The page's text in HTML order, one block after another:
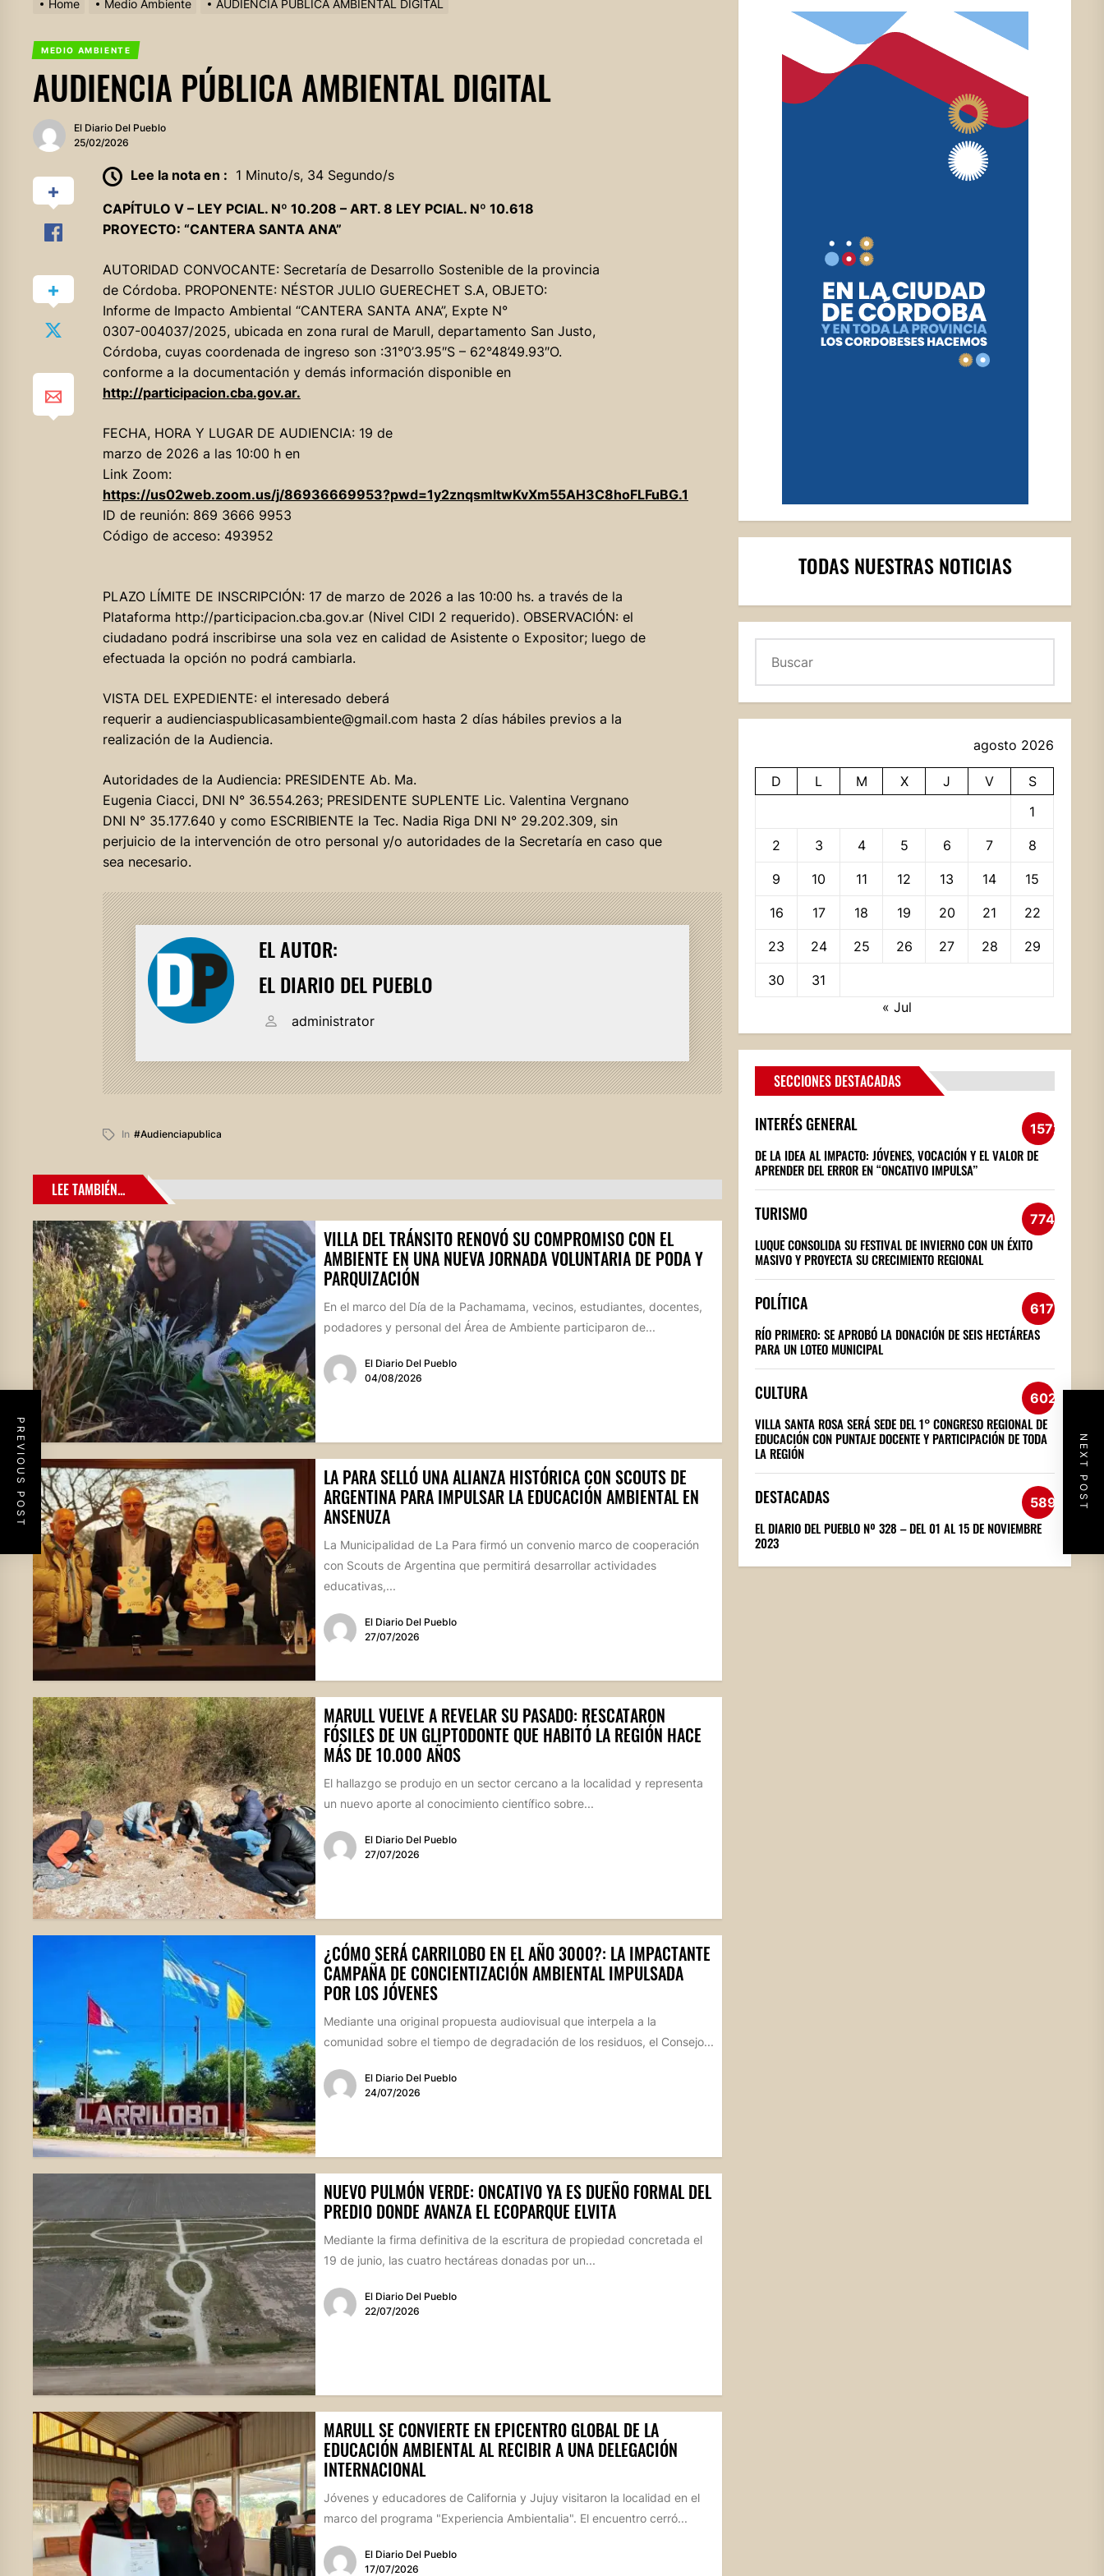
Home Medio Ambiente AUDIENCIA PÚBLICA AMBIENTAL DIGITAL
MEDIO AMBIENTE
AUDIENCIA PÚBLICA AMBIENTAL DIGITAL
El Diario Del Pueblo
25/02/2026
Lee la nota en : 1 Minuto/s, 34 Segundo/s
CAPÍTULO V – LEY PCIAL. Nº 10.208 – ART. 8 LEY PCIAL. Nº 10.618
PROYECTO: “CANTERA SANTA ANA”
AUTORIDAD CONVOCANTE: Secretaría de Desarrollo Sostenible de la provincia
de Córdoba. PROPONENTE: NÉSTOR JULIO GUERECHET S.A, OBJETO:
Informe de Impacto Ambiental “CANTERA SANTA ANA”, Expte N°
0307-004037/2025, ubicada en zona rural de Marull, departamento San Justo,
Córdoba, cuyas coordenada de ingreso son :31°0’3.95″S – 62°48’49.93″O.
conforme a la documentación y demás información disponible en
http://participacion.cba.gov.ar.
FECHA, HORA Y LUGAR DE AUDIENCIA: 19 de
marzo de 2026 a las 10:00 h en
Link Zoom:
https://us02web.zoom.us/j/86936669953?pwd=1y2znqsmltwKvXm55AH3C8hoFLFuBG.1
ID de reunión: 869 3666 9953
Código de acceso: 493952
PLAZO LÍMITE DE INSCRIPCIÓN: 17 de marzo de 2026 a las 10:00 hs. a través de la
Plataforma http://participacion.cba.gov.ar (Nivel CIDI 2 requerido). OBSERVACIÓN: el
ciudadano podrá inscribirse una sola vez en calidad de Asistente o Expositor; luego de
efectuada la opción no podrá cambiarla.
VISTA DEL EXPEDIENTE: el interesado deberá
requerir a audienciaspublicasambiente@gmail.com hasta 2 días hábiles previos a la
realización de la Audiencia.
Autoridades de la Audiencia: PRESIDENTE Ab. Ma.
Eugenia Ciacci, DNI N° 36.554.263; PRESIDENTE SUPLENTE Lic. Valentina Vergnano
DNI N° 35.177.640 y como ESCRIBIENTE la Tec. Nadia Riga DNI N° 29.202.309, sin
perjuicio de la intervención de otro personal y/o autoridades de la Secretaría en caso que
sea necesario.
EL AUTOR:
EL DIARIO DEL PUEBLO
administrator
In #audienciapublica
PREVIOUS POST NEXT POST
LEE TAMBIÉN...
VILLA DEL TRÁNSITO RENOVÓ SU COMPROMISO CON EL
AMBIENTE EN UNA NUEVA JORNADA VOLUNTARIA DE PODA Y
PARQUIZACIÓN
En el marco del Día de la Pachamama, vecinos, estudiantes, docentes,
podadores y personal del Área de Ambiente participaron de...
El Diario Del Pueblo
04/08/2026
LA PARA SELLÓ UNA ALIANZA HISTÓRICA CON SCOUTS DE
ARGENTINA PARA IMPULSAR LA EDUCACIÓN AMBIENTAL EN
ANSENUZA
La Municipalidad de La Para firmó un convenio marco de cooperación
con Scouts de Argentina que permitirá desarrollar actividades
educativas,...
El Diario Del Pueblo
27/07/2026
MARULL VUELVE A REVELAR SU PASADO: RESCATARON
FÓSILES DE UN GLIPTODONTE QUE HABITÓ LA REGIÓN HACE
MÁS DE 10.000 AÑOS
El hallazgo se produjo en un sector cercano a la localidad y representa
un nuevo aporte al conocimiento científico sobre...
El Diario Del Pueblo
27/07/2026
¿CÓMO SERÁ CARRILOBO EN EL AÑO 3000?: LA IMPACTANTE
CAMPAÑA DE CONCIENTIZACIÓN AMBIENTAL IMPULSADA
POR LOS JÓVENES
Mediante una original propuesta audiovisual que interpela a la
comunidad sobre el tiempo de degradación de los residuos, el Consejo...
El Diario Del Pueblo
24/07/2026
NUEVO PULMÓN VERDE: ONCATIVO YA ES DUEÑO FORMAL DEL
PREDIO DONDE AVANZA EL ECOPARQUE ELVITA
Mediante la firma definitiva de la escritura de propiedad concretada el
19 de junio, las cuatro hectáreas donadas por un...
El Diario Del Pueblo
22/07/2026
MARULL SE CONVIERTE EN EPICENTRO GLOBAL DE LA
EDUCACIÓN AMBIENTAL AL RECIBIR A UNA DELEGACIÓN
INTERNACIONAL
Jóvenes y educadores de California y Jujuy visitaron la localidad en el
marco del programa "Experiencia Ambientalia". El encuentro cerró...
El Diario Del Pueblo
17/07/2026
TODAS NUESTRAS NOTICIAS
agosto 2026
D L M X J V
S
1
2 3 4 5 6 7 8
9 10 11 12 13 14 15
16 17 18 19 20 21 22
23 24 25 26 27 28 29
30
31
« Jul
SECCIONES DESTACADAS
INTERÉS GENERAL 1572
DE LA IDEA AL IMPACTO: JÓVENES, VOCACIÓN Y EL VALOR DE
APRENDER DEL ERROR EN “ONCATIVO IMPULSA”
TURISMO 774
LUQUE CONSOLIDA SU FESTIVAL DE INVIERNO CON UN ÉXITO
MASIVO Y PROYECTA SU CRECIMIENTO REGIONAL
POLÍTICA 617
RÍO PRIMERO: SE APROBÓ LA DONACIÓN DE SEIS HECTÁREAS
PARA UN LOTEO MUNICIPAL
CULTURA 602
VILLA SANTA ROSA SERÁ SEDE DEL 1° CONGRESO REGIONAL DE
EDUCACIÓN CON PUNTAJE DOCENTE Y PARTICIPACIÓN DE TODA
LA REGIÓN
DESTACADAS 589
EL DIARIO DEL PUEBLO Nº 328 – DEL 01 AL 15 DE NOVIEMBRE
2023